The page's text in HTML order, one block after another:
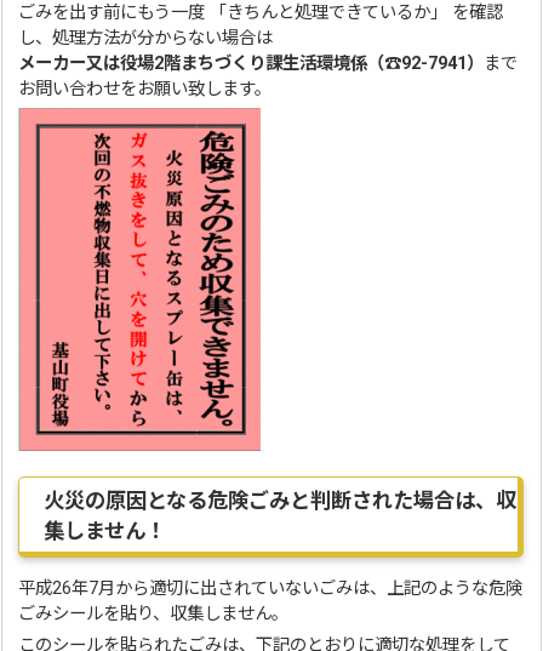
ごみを出す前にもう一度 「きちんと処理できているか」 を確認
し、処理方法が分からない場合は
メーカー又は役場2階まちづくり課生活環境係（☎92-7941） まで
お問い合わせをお願い致します。
火災の原因となる危険ごみと判断された場合は、収
集しません！
平成26年7月から適切に出されていないごみは、上記のような危険
ごみシールを貼り、収集しません。
このシールを貼られたごみは、下記のとおりに適切な処理をして